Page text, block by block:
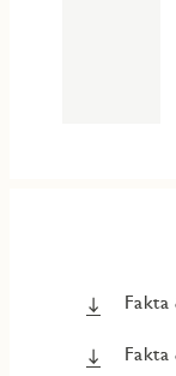
Fakta
Fakta